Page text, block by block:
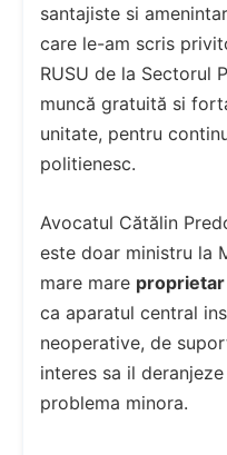
santajiste si
care le-am scris
RUSU de la Sectorul
muncă gratuită si
unitate, pentru
politienesc.
Avocatul Cătălin
este doar ministru la
mare mare proprietar
ca aparatul central
neoperative, de
interes sa il
problema minora.